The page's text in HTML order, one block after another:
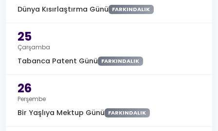
Dünya Kısırlaştırma Günü FARKINDALIK
25
Çarşamba
Tabanca Patent Günü FARKINDALIK
26
Perşembe
Bir Yaşlıya Mektup Günü FARKINDALIK